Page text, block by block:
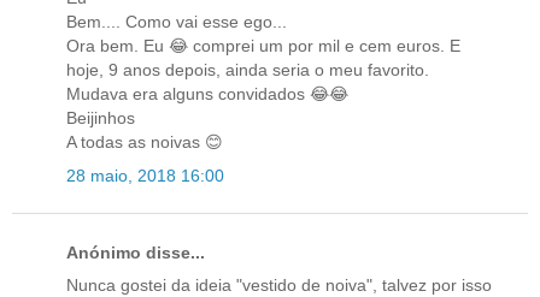
Bem.... Como vai esse ego...
Ora bem. Eu 😂 comprei um por mil e cem euros. E
hoje, 9 anos depois, ainda seria o meu favorito.
Mudava era alguns convidados 😂😂
Beijinhos
A todas as noivas 😊
28 maio, 2018 16:00
Anónimo disse...
Nunca gostei da ideia "vestido de noiva", talvez por isso